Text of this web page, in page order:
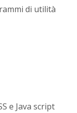
di utilità
e Java script